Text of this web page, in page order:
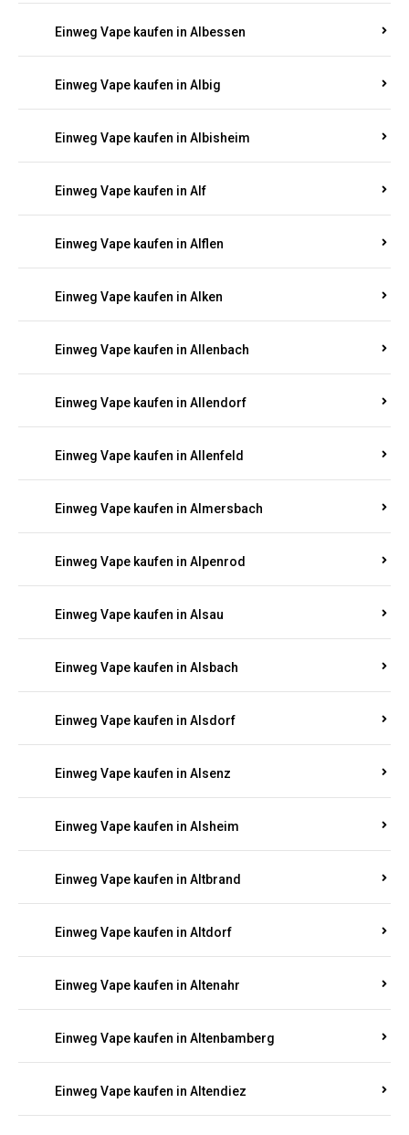
Einweg Vape kaufen in Albessen
Einweg Vape kaufen in Albig
Einweg Vape kaufen in Albisheim
Einweg Vape kaufen in Alf
Einweg Vape kaufen in Alflen
Einweg Vape kaufen in Alken
Einweg Vape kaufen in Allenbach
Einweg Vape kaufen in Allendorf
Einweg Vape kaufen in Allenfeld
Einweg Vape kaufen in Almersbach
Einweg Vape kaufen in Alpenrod
Einweg Vape kaufen in Alsau
Einweg Vape kaufen in Alsbach
Einweg Vape kaufen in Alsdorf
Einweg Vape kaufen in Alsenz
Einweg Vape kaufen in Alsheim
Einweg Vape kaufen in Altbrand
Einweg Vape kaufen in Altdorf
Einweg Vape kaufen in Altenahr
Einweg Vape kaufen in Altenbamberg
Einweg Vape kaufen in Altendiez